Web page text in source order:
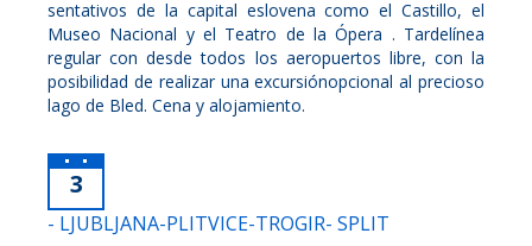
sentativos de la capital eslovena como el Castillo, el
Museo Nacional y el Teatro de la Ópera . Tardelínea
regular con desde todos los aeropuertos libre, con la
posibilidad de realizar una excursiónopcional al precioso
lago de Bled. Cena y alojamiento.
3
- LJUBLJANA-PLITVICE-TROGIR- SPLIT